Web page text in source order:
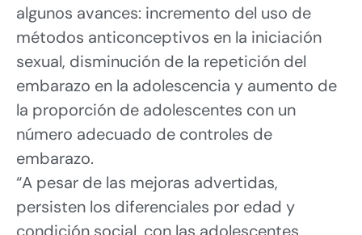
algunos avances: incremento del uso de
métodos anticonceptivos en la iniciación
sexual, disminución de la repetición del
embarazo en la adolescencia y aumento de
la proporción de adolescentes con un
número adecuado de controles de
embarazo.
“A pesar de las mejoras advertidas,
persisten los diferenciales por edad y